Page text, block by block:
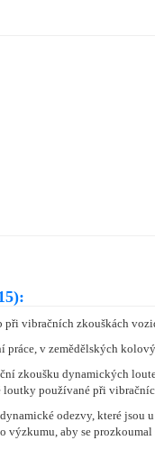
vibračních zkouškách
v zemědělských
zkoušku dynamických
používané při
odezvy, které
aby se